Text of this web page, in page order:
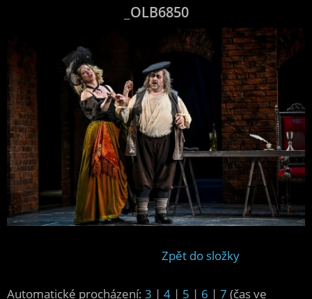
_OLB6850
Zpět do složky
Automatické procházení: 3 | 4 | 5 | 6 | 7 (čas ve